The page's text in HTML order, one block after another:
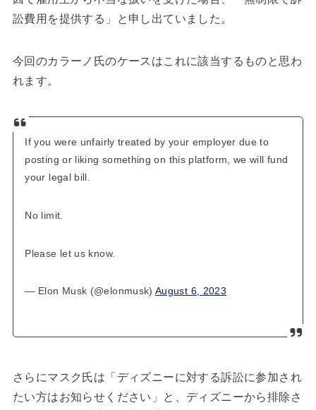
訟費用を提供する」と申し出ていました。
今回のカラーノ氏のケースはこれに該当するものと思わ
れます。
If you were unfairly treated by your employer due to
posting or liking something on this platform, we will fund
your legal bill.
No limit.
Please let us know.
— Elon Musk (@elonmusk)August 6, 2023
さらにマスク氏は「ディズニーに対する訴訟に参加され
たい方はお知らせください」と、ディズニーから排除さ